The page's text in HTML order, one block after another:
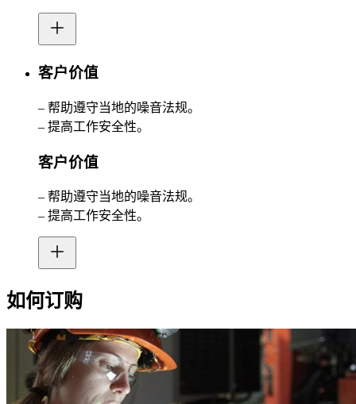
客户价值
– 帮助遵守当地的噪音法规。
– 提高工作安全性。
客户价值
– 帮助遵守当地的噪音法规。
– 提高工作安全性。
如何订购